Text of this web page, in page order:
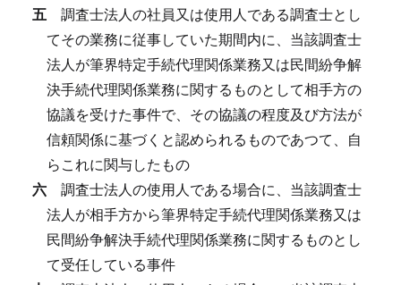
五 調査士法人の社員又は使用人である調査士とし
てその業務に従事していた期間内に、当該調査士
法人が筆界特定手続代理関係業務又は民間紛争解
決手続代理関係業務に関するものとして相手方の
協議を受けた事件で、その協議の程度及び方法が
信頼関係に基づくと認められるものであつて、自
らこれに関与したもの
六 調査士法人の使用人である場合に、当該調査士
法人が相手方から筆界特定手続代理関係業務又は
民間紛争解決手続代理関係業務に関するものとし
て受任している事件